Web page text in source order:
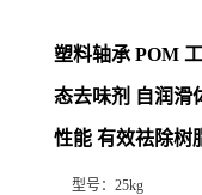
塑料轴承 POM
态去味剂 自润滑
性能 有效祛除树
型号： 25kg